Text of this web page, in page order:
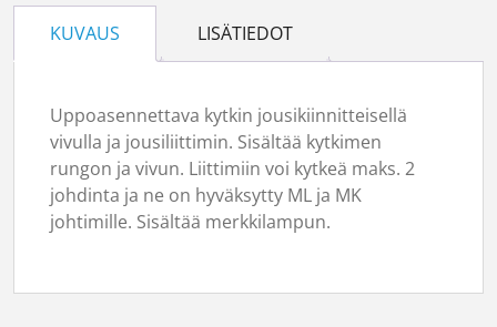
KUVAUS LISÄTIEDOT
Uppoasennettava kytkin jousikiinnitteisellä
vivulla ja jousiliittimin. Sisältää kytkimen
rungon ja vivun. Liittimiin voi kytkeä maks. 2
johdinta ja ne on hyväksytty ML ja MK
johtimille. Sisältää merkkilampun.